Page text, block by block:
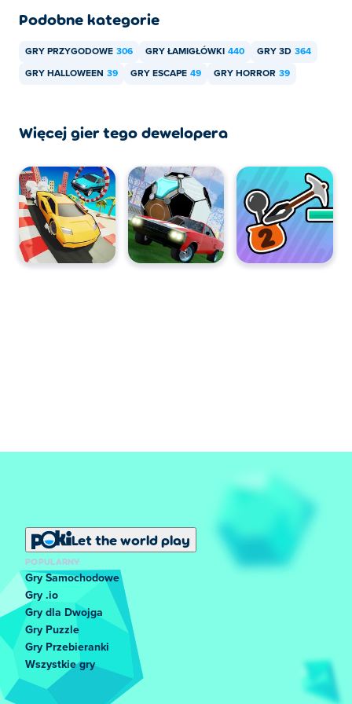
Podobne kategorie
GRY PRZYGODOWE 306 GRY ŁAMIGŁÓWKI 440 GRY 3D 364
GRY HALLOWEEN 39 GRY ESCAPE 49 GRY HORROR 39
Więcej gier tego dewelopera
Let the world play
POPULARNY
Gry Samochodowe
Gry .io
Gry dla Dwojga
Gry Puzzle
Gry Przebieranki
Wszystkie gry